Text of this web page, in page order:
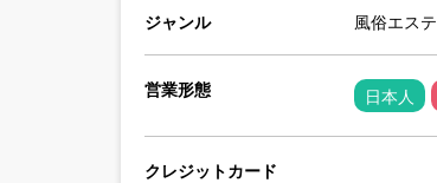
ジャンル 風俗エステ
営業形態 日本人
クレジットカード